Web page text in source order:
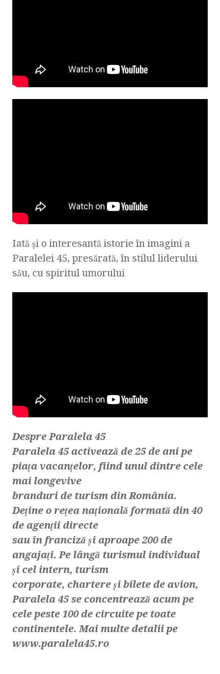
Iată şi o interesantă istorie în imagini a
Paralelei 45, presărată, în stilul liderului
său, cu spiritul umorului
Despre Paralela 45
Paralela 45 activează de 25 de ani pe
piața vacanțelor, fiind unul dintre cele
mai longevive
branduri de turism din România.
Deține o rețea națională formată din 40
de agenții directe
sau în franciză și aproape 200 de
angajați. Pe lângă turismul individual
și cel intern, turism
corporate, chartere și bilete de avion,
Paralela 45 se concentrează acum pe
cele peste 100 de circuite pe toate
continentele. Mai multe detalii pe
www.paralela45.ro